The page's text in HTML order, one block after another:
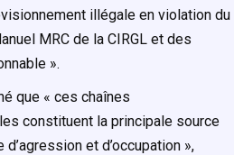
illégale en violation du
MRC de la CIRGL et des
».
que « ces chaînes
constituent la principale source
et d’occupation »,